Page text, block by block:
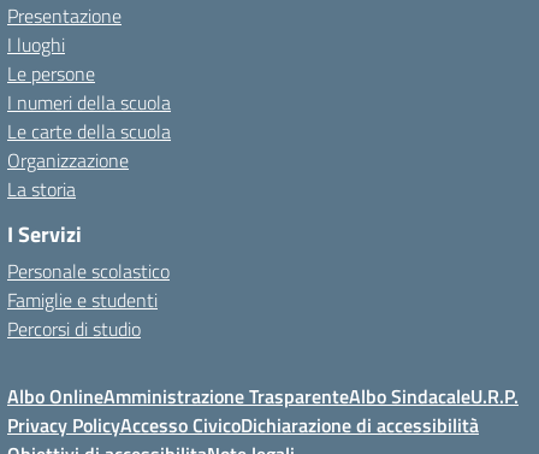
Presentazione
I luoghi
Le persone
I numeri della scuola
Le carte della scuola
Organizzazione
La storia
I Servizi
Personale scolastico
Famiglie e studenti
Percorsi di studio
Albo OnlineAmministrazione TrasparenteAlbo SindacaleU.R.P.
Privacy PolicyAccesso CivicoDichiarazione di accessibilità